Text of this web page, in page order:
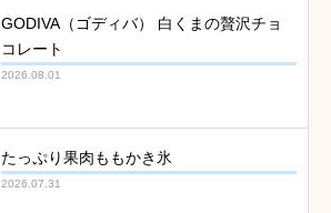
GODIVA（ゴディバ） 白くまの贅沢チョ
コレート
2026.08.01
たっぷり果肉ももかき氷
2026.07.31